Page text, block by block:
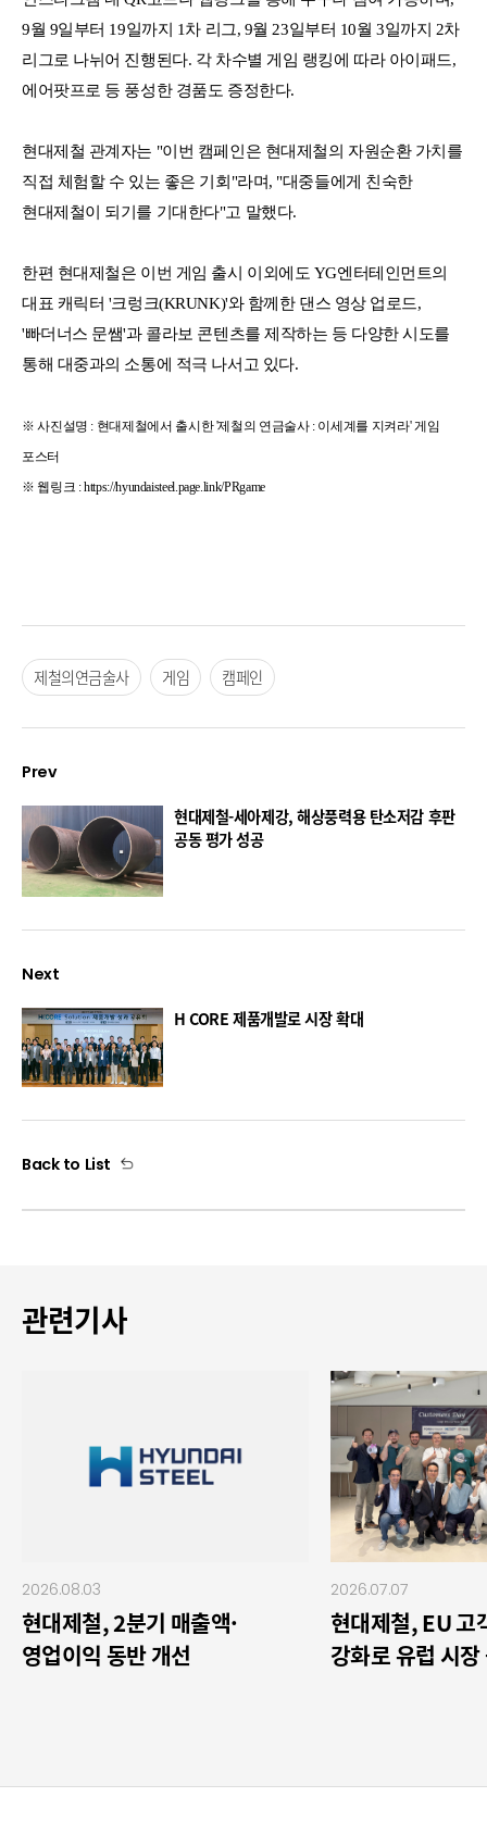
제철의연금술사 게임 캠페인
Prev
현대제철-세아제강, 해상풍력용 탄소저감 후판
공동 평가 성공
Next
H CORE 제품개발로 시장 확대
Back to List
9월 9일부터 19일까지 1차 리그, 9월 23일부터 10월 3일까지 2차
리그로 나뉘어 진행된다. 각 차수별 게임 랭킹에 따라 아이패드,
에어팟프로 등 풍성한 경품도 증정한다.
현대제철 관계자는 "이번 캠페인은 현대제철의 자원순환 가치를
직접 체험할 수 있는 좋은 기회"라며, "대중들에게 친숙한
현대제철이 되기를 기대한다"고 말했다.
한편 현대제철은 이번 게임 출시 이외에도 YG엔터테인먼트의
대표 캐릭터 '크렁크(KRUNK)'와 함께한 댄스 영상 업로드,
'빠더너스 문쌤'과 콜라보 콘텐츠를 제작하는 등 다양한 시도를
통해 대중과의 소통에 적극 나서고 있다.
※ 사진설명 : 현대제철에서 출시한 '제철의 연금술사 : 이세계를 지켜라' 게임
포스터
※ 웹링크 :https://hyundaisteel.page.link/PRgame
관련기사
2026.08.03
현대제철, 2분기 매출액·
영업이익 동반 개선
2026.07.07
현대제철, EU 고
강화로 유럽 시장